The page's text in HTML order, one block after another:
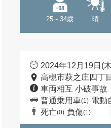
25～34歳 晴
2024年12月19日(
高槻市萩之庄四丁
車両相互 小破事故
普通乗用車(1) 電動
死亡(0) 負傷(1)